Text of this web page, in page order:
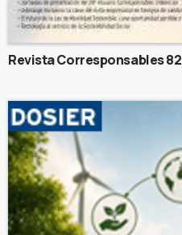
Revista Corresponsables 82